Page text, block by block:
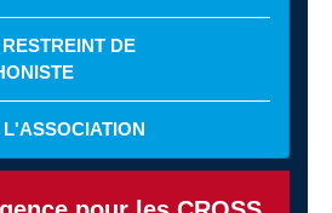
DE